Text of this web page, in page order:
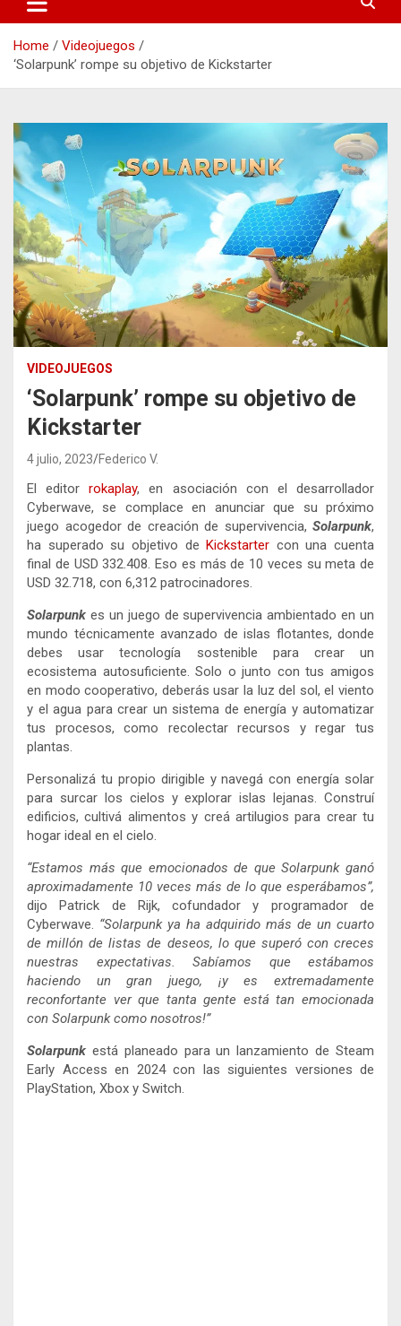
Home
Videojuegos
‘Solarpunk’ rompe su objetivo de Kickstarter
VIDEOJUEGOS
‘Solarpunk’ rompe su objetivo de
Kickstarter
4 julio, 2023 Federico V.
El editorrokaplay, en asociación con el desarrollador
Cyberwave, se complace en anunciar que su próximo
juego acogedor de creación de supervivencia, Solarpunk,
ha superado su objetivo de Kickstarter con una cuenta
final de USD 332.408. Eso es más de 10 veces su meta de
USD 32.718, con 6,312 patrocinadores.
Solarpunk es un juego de supervivencia ambientado en un
mundo técnicamente avanzado de islas flotantes, donde
debes usar tecnología sostenible para crear un
ecosistema autosuficiente. Solo o junto con tus amigos
en modo cooperativo, deberás usar la luz del sol, el viento
y el agua para crear un sistema de energía y automatizar
tus procesos, como recolectar recursos y regar tus
plantas.
Personalizá tu propio dirigible y navegá con energía solar
para surcar los cielos y explorar islas lejanas. Construí
edificios, cultivá alimentos y creá artilugios para crear tu
hogar ideal en el cielo.
“Estamos más que emocionados de que Solarpunk ganó
aproximadamente 10 veces más de lo que esperábamos”,
dijo Patrick de Rijk, cofundador y programador de
Cyberwave. “Solarpunk ya ha adquirido más de un cuarto
de millón de listas de deseos, lo que superó con creces
nuestras expectativas. Sabíamos que estábamos
haciendo un gran juego, ¡y es extremadamente
reconfortante ver que tanta gente está tan emocionada
con Solarpunk como nosotros!”
Solarpunk está planeado para un lanzamiento de Steam
Early Access en 2024 con las siguientes versiones de
PlayStation, Xbox y Switch.